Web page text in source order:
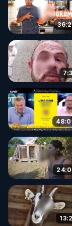
🌱
https://
http://rgnr.li/
🌱 LA
Pour ne pas
http://rgnr.li/
🌱 VIDÉOS
Toutes les
http://rgnr.li/
🌱 LES
http://rgnr.li/